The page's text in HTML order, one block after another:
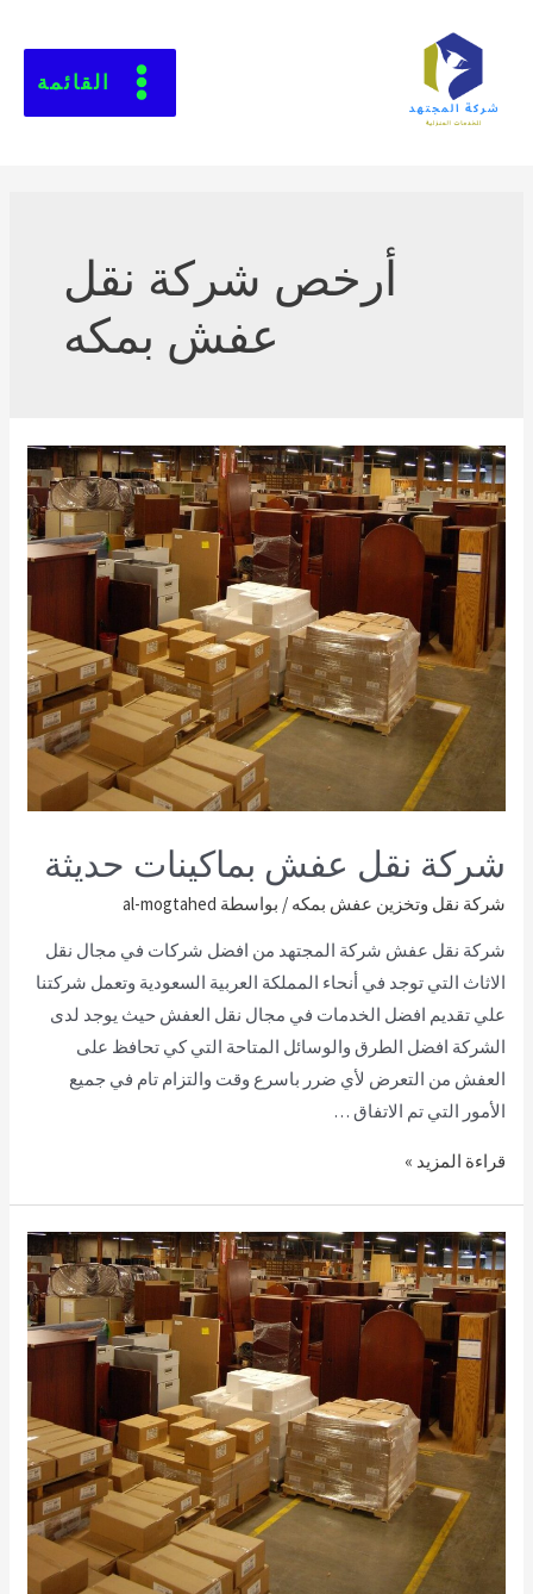
القائمة
أرخص شركة نقل
عفش بمكه
شركة نقل عفش بماكينات حديثة
شركة نقل وتخزين عفش بمكه / بواسطة al-mogtahed
شركة نقل عفش شركة المجتهد من افضل شركات في مجال نقل
الاثاث التي توجد في أنحاء المملكة العربية السعودية وتعمل شركتنا
علي تقديم افضل الخدمات في مجال نقل العفش حيث يوجد لدى
الشركة افضل الطرق والوسائل المتاحة التي كي تحافظ على
العفش من التعرض لأي ضرر باسرع وقت والتزام تام في جميع
الأمور التي تم الاتفاق …
قراءة المزيد »